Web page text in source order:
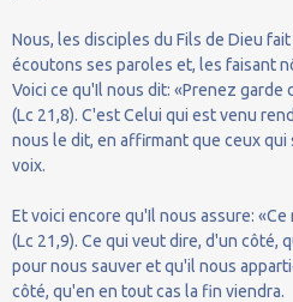
Nous, les disciples du Fils de Dieu
écoutons ses paroles et, les faisant
Voici ce qu'Il nous dit: «Prenez garde
(Lc 21,8). C'est Celui qui est venu
nous le dit, en affirmant que ceux
voix.
Et voici encore qu'Il nous assure:
(Lc 21,9). Ce qui veut dire, d'un côté,
pour nous sauver et qu'il nous
côté, qu'en en tout cas la fin viendra.